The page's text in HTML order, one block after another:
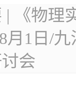
| 《物理
月1日/
会